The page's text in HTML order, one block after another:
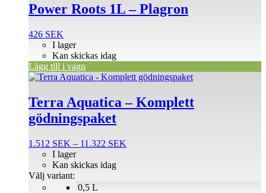
Power Roots 1L – Plagron
426 SEK
I lager
Kan skickas idag
Lägg till i vagn
Terra Aquatica – Komplett
gödningspaket
1.512 SEK – 11.322 SEK
0,5 L
I lager
Kan skickas idag
Välj variant:
Den
produkten
har
flera
De
olika
alternativen
kan
väljas